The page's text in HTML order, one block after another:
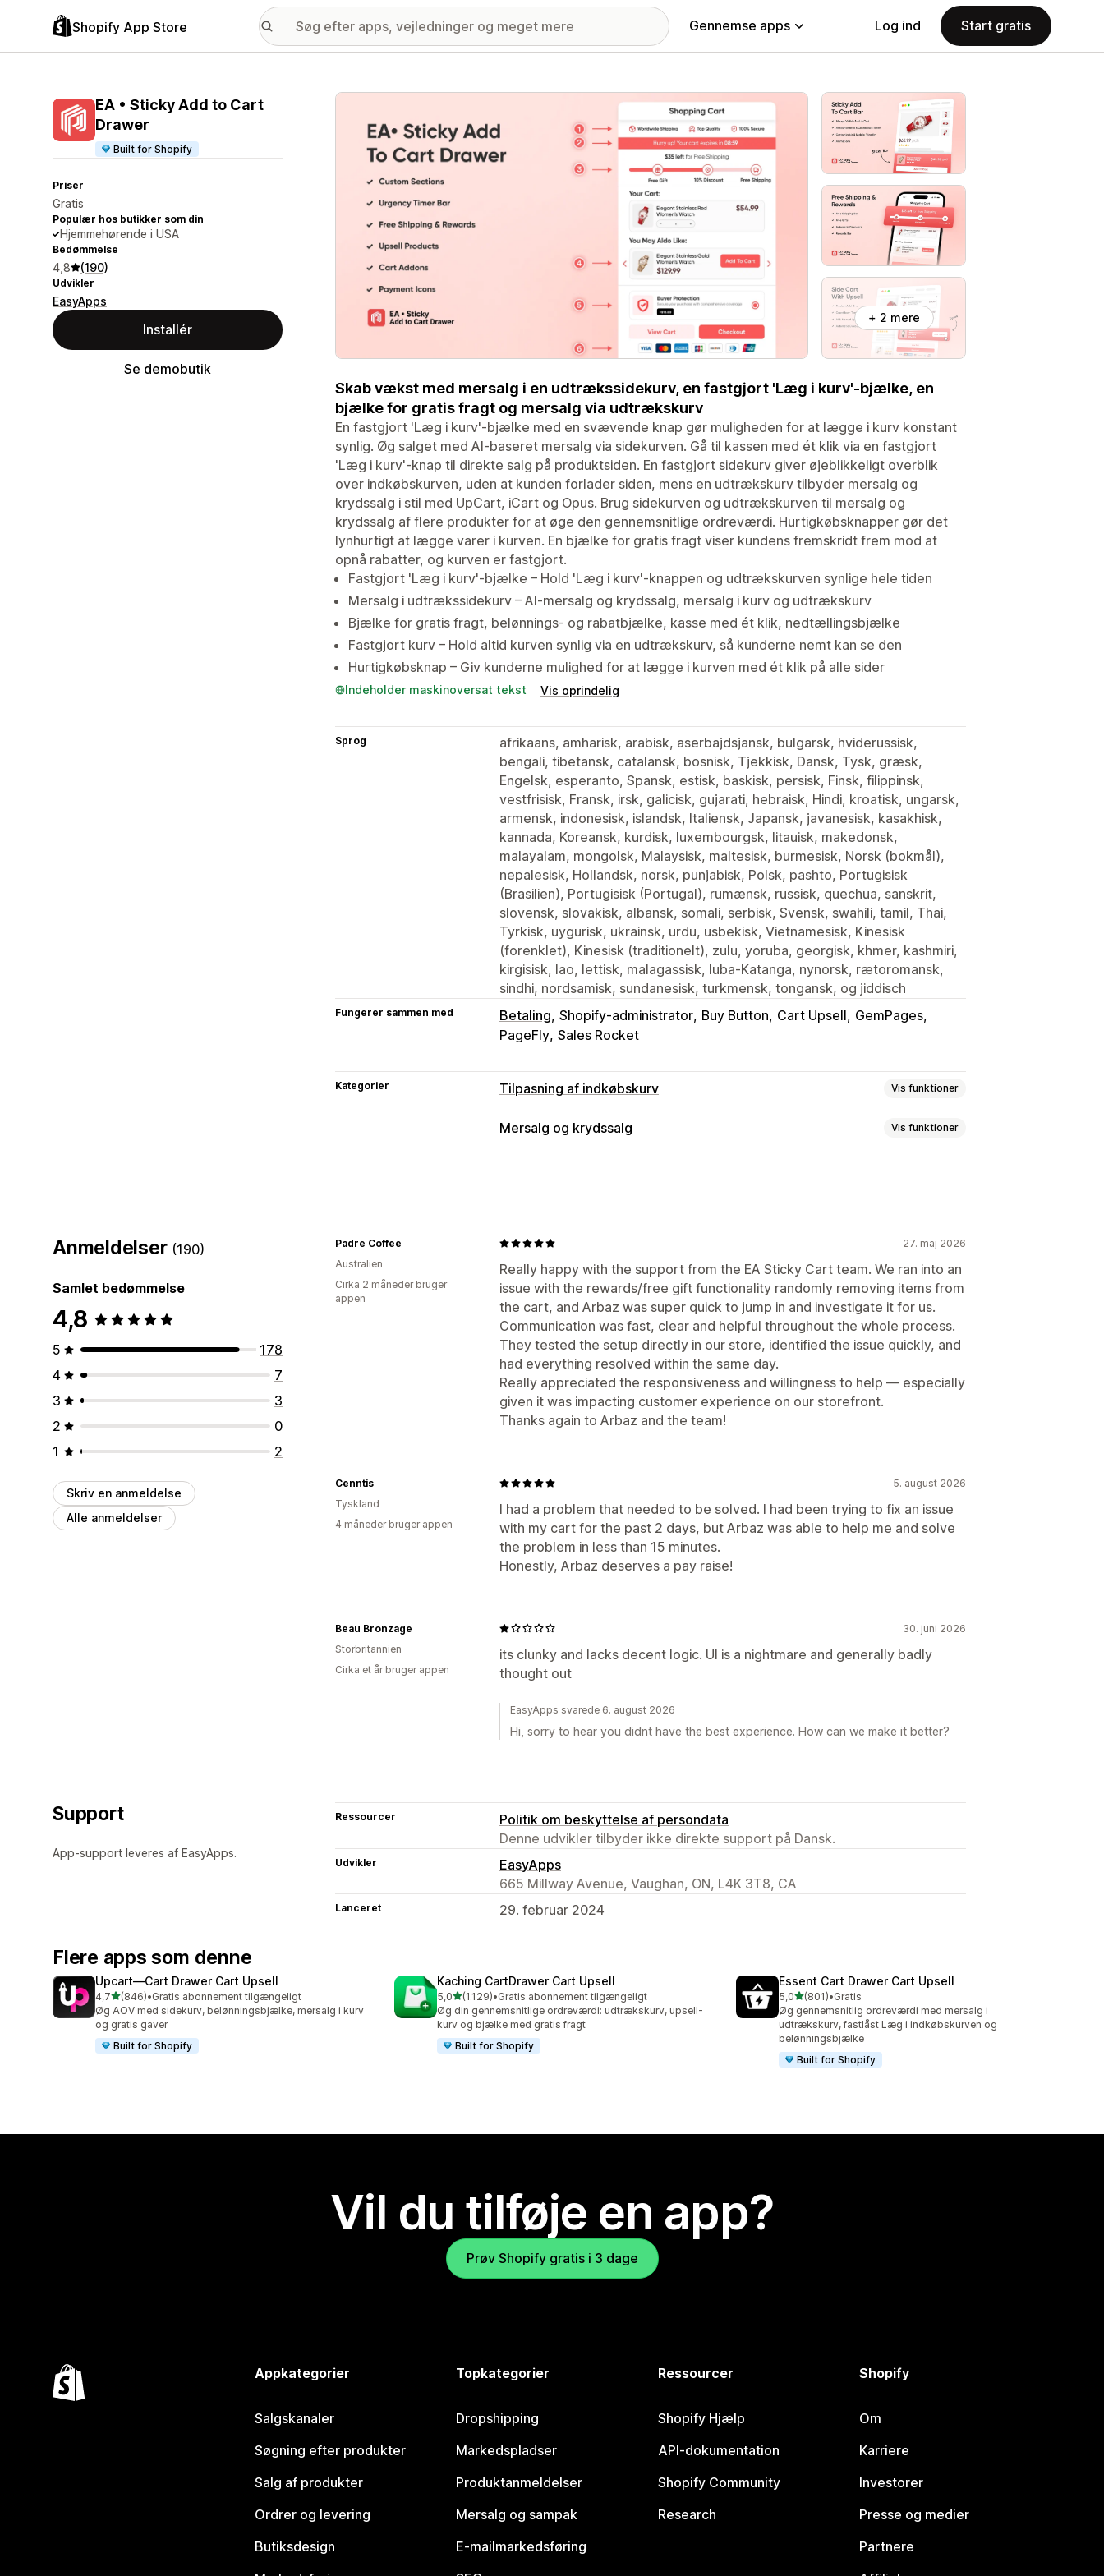
Shopify App Store Gennemse apps Log ind Start gratis
EA • Sticky Add to Cart
Drawer
Built for Shopify
Priser
Gratis
Populær hos butikker som din
Hjemmehørende i USA
Bedømmelse
4,8 (190)
Udvikler
EasyApps
Installér
Se demobutik
Galleri med udvalgte billeder
+ 2 mere
Skab vækst med mersalg i en udtrækssidekurv, en fastgjort 'Læg i kurv'-bjælke, en
bjælke for gratis fragt og mersalg via udtrækskurv
En fastgjort 'Læg i kurv'-bjælke med en svævende knap gør muligheden for at lægge i kurv konstant
synlig. Øg salget med AI-baseret mersalg via sidekurven. Gå til kassen med ét klik via en fastgjort
'Læg i kurv'-knap til direkte salg på produktsiden. En fastgjort sidekurv giver øjeblikkeligt overblik
over indkøbskurven, uden at kunden forlader siden, mens en udtrækskurv tilbyder mersalg og
krydssalg i stil med UpCart, iCart og Opus. Brug sidekurven og udtrækskurven til mersalg og
krydssalg af flere produkter for at øge den gennemsnitlige ordreværdi. Hurtigkøbsknapper gør det
lynhurtigt at lægge varer i kurven. En bjælke for gratis fragt viser kundens fremskridt frem mod at
opnå rabatter, og kurven er fastgjort.
Fastgjort 'Læg i kurv'-bjælke – Hold 'Læg i kurv'-knappen og udtrækskurven synlige hele tiden
Mersalg i udtrækssidekurv – AI-mersalg og krydssalg, mersalg i kurv og udtrækskurv
Bjælke for gratis fragt, belønnings- og rabatbjælke, kasse med ét klik, nedtællingsbjælke
Fastgjort kurv – Hold altid kurven synlig via en udtrækskurv, så kunderne nemt kan se den
Hurtigkøbsknap – Giv kunderne mulighed for at lægge i kurven med ét klik på alle sider
Indeholder maskinoversat tekst Vis oprindelig
Sprog
afrikaans, amharisk, arabisk, aserbajdsjansk, bulgarsk, hviderussisk,
bengali, tibetansk, catalansk, bosnisk, Tjekkisk, Dansk, Tysk, græsk,
Engelsk, esperanto, Spansk, estisk, baskisk, persisk, Finsk, filippinsk,
vestfrisisk, Fransk, irsk, galicisk, gujarati, hebraisk, Hindi, kroatisk, ungarsk,
armensk, indonesisk, islandsk, Italiensk, Japansk, javanesisk, kasakhisk,
kannada, Koreansk, kurdisk, luxembourgsk, litauisk, makedonsk,
malayalam, mongolsk, Malaysisk, maltesisk, burmesisk, Norsk (bokmål),
nepalesisk, Hollandsk, norsk, punjabisk, Polsk, pashto, Portugisisk
(Brasilien), Portugisisk (Portugal), rumænsk, russisk, quechua, sanskrit,
slovensk, slovakisk, albansk, somali, serbisk, Svensk, swahili, tamil, Thai,
Tyrkisk, uygurisk, ukrainsk, urdu, usbekisk, Vietnamesisk, Kinesisk
(forenklet), Kinesisk (traditionelt), zulu, yoruba, georgisk, khmer, kashmiri,
kirgisisk, lao, lettisk, malagassisk, luba-Katanga, nynorsk, rætoromansk,
sindhi, nordsamisk, sundanesisk, turkmensk, tongansk, og jiddisch
Fungerer sammen med Betaling Shopify-administrator Buy Button Cart Upsell GemPages
PageFly Sales Rocket
Kategorier Tilpasning af indkøbskurv Vis funktioner
Kurvvisning
Mersalg
Produktanbefalinger Køb mere, spar mere Gratis levering
Ofte købt sammen Leveringsbjælke Indløsning af belønninger
Niveaudelte belønninger Yderligere gebyrer Gratis gaver Masserabatter
Tilpasning af betalingsflow
Tilpassede bemærkninger Donationer
Automatiske rabatter
Mersalg med et klik Regler for leveringsmetoder
Regler for betalingsmetoder
Skjul hurtig betaling
Mersalg og krydssalg Vis funktioner
Tilpassede regler
Tilbud og anbefalinger
Leveringsforsikring Gratis gaver Gratis levering Produkttilføjelser
Produktanbefalinger Ofte købt sammen
Antalsbegrænsning
Mængderabatter
Niveauinddelte rabatter
Anbefalinger med kunstig intelligens Prioriteret behandling
Analyser
Anmeldelser (190)
Samlet bedømmelse
4,8
5
178
4
7
3
3
2
0
1
2
Skriv en anmeldelse
Alle anmeldelser
27. maj 2026
Really happy with the support from the EA Sticky Cart team. We ran into an
issue with the rewards/free gift functionality randomly removing items from
the cart, and Arbaz was super quick to jump in and investigate it for us.
Communication was fast, clear and helpful throughout the whole process.
They tested the setup directly in our store, identified the issue quickly, and
had everything resolved within the same day.
Really appreciated the responsiveness and willingness to help — especially
given it was impacting customer experience on our storefront.
Thanks again to Arbaz and the team!
Padre Coffee
Australien
Cirka 2 måneder bruger
appen
5. august 2026
I had a problem that needed to be solved. I had been trying to fix an issue
with my cart for the past 2 days, but Arbaz was able to help me and solve
the problem in less than 15 minutes.
Honestly, Arbaz deserves a pay raise!
Cenntis
Tyskland
4 måneder bruger appen
30. juni 2026
its clunky and lacks decent logic. UI is a nightmare and generally badly
thought out
Beau Bronzage
Storbritannien
Cirka et år bruger appen
EasyApps svarede 6. august 2026
Hi, sorry to hear you didnt have the best experience. How can we make it better?
Support
App-support leveres af EasyApps.
Ressourcer
Politik om beskyttelse af persondata
Denne udvikler tilbyder ikke direkte support på Dansk.
Udvikler
EasyApps
665 Millway Avenue, Vaughan, ON, L4K 3T8, CA
Lanceret 29. februar 2024
Flere apps som denne
Upcart—Cart Drawer Cart Upsell
4,7ud af 5 stjerner
(846)
846 anmeldelser i alt
•Gratis abonnement tilgængeligt
Øg AOV med sidekurv, belønningsbjælke, mersalg i kurv
og gratis gaver
Built for Shopify
Kaching CartDrawer Cart Upsell
5,0ud af 5 stjerner
(1.129)
1129 anmeldelser i alt
•Gratis abonnement tilgængeligt
Øg din gennemsnitlige ordreværdi: udtrækskurv, upsell-
kurv og bjælke med gratis fragt
Built for Shopify
Essent Cart Drawer Cart Upsell
5,0ud af 5 stjerner
(801)
801 anmeldelser i alt
•Gratis
Øg gennemsnitlig ordreværdi med mersalg i
udtrækskurv, fastlåst Læg i indkøbskurven og
belønningsbjælke
Built for Shopify
Vil du tilføje en app?
Prøv Shopify gratis i 3 dage
Appkategorier
Salgskanaler
Søgning efter produkter
Salg af produkter
Ordrer og levering
Butiksdesign
Topkategorier
Dropshipping
Markedspladser
Produktanmeldelser
Mersalg og sampak
E-mailmarkedsføring
Ressourcer
Shopify Hjælp
API-dokumentation
Shopify Community
Research
Shopify
Om
Karriere
Investorer
Presse og medier
Partnere